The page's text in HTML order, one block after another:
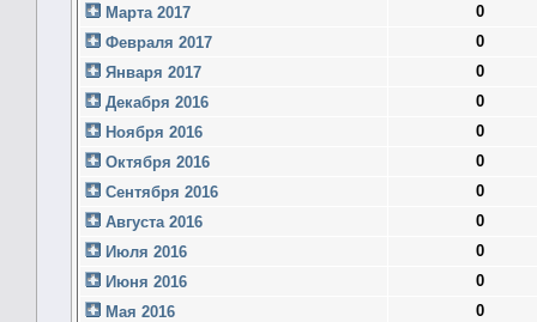
Марта 2017
0
Февраля 2017
0
Января 2017
0
Декабря 2016
0
Ноября 2016
0
Октября 2016
0
Сентября 2016
0
Августа 2016
0
Июля 2016
0
Июня 2016
0
Мая 2016
0